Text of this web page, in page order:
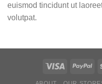
euismod tincidunt ut
volutpat.